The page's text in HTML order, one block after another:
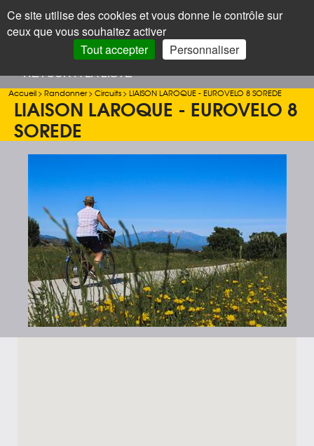
< Menu
LAROQUE
DES ALBÈRES
< RETOUR À LA LISTE
Accueil>Randonner>Circuits>LIAISON LAROQUE - EUROVELO 8 SOREDE
LIAISON LAROQUE - EUROVELO 8
SOREDE
Ce site utilise des cookies et vous donne le contrôle sur
ceux que vous souhaitez activer
Tout accepter
Personnaliser